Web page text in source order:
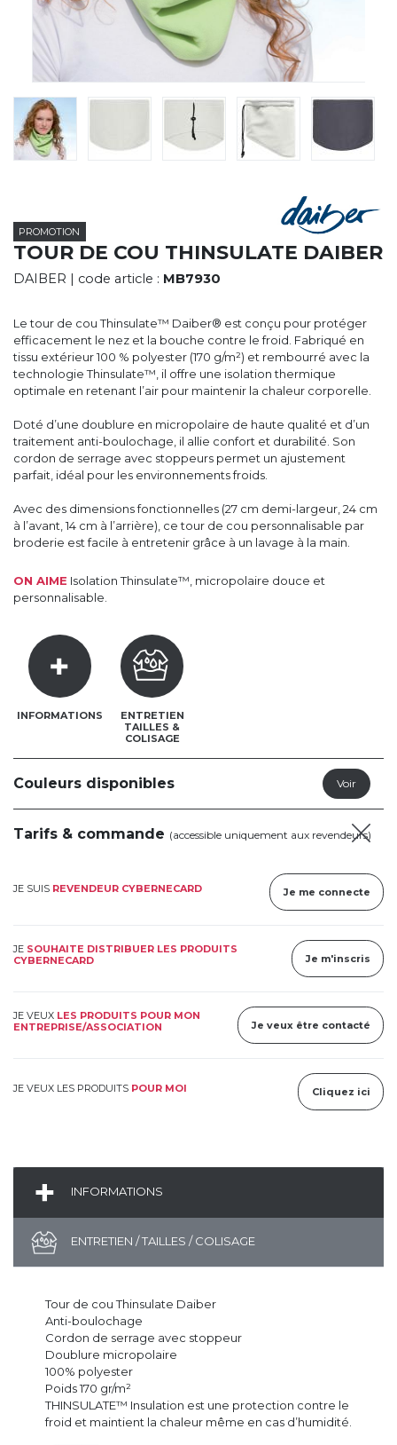
LA SOCIÉTÉ
SERVICES
ROADSHOWS, FORUM DES EXPERTS
MARQUES & CERTIFICATS
TECHNIQUES MARQUAGE
BLOG
PROMOTION
TOUR DE COU THINSULATE DAIBER
DAIBER | code article : MB7930
Le tour de cou Thinsulate™ Daiber® est conçu pour protéger
efficacement le nez et la bouche contre le froid. Fabriqué en
tissu extérieur 100 % polyester (170 g/m²) et rembourré avec la
technologie Thinsulate™, il offre une isolation thermique
optimale en retenant l’air pour maintenir la chaleur corporelle.
Doté d’une doublure en micropolaire de haute qualité et d’un
traitement anti-boulochage, il allie confort et durabilité. Son
cordon de serrage avec stoppeurs permet un ajustement
parfait, idéal pour les environnements froids.
Avec des dimensions fonctionnelles (27 cm demi-largeur, 24 cm
à l’avant, 14 cm à l’arrière), ce tour de cou personnalisable par
broderie est facile à entretenir grâce à un lavage à la main.
ON AIME Isolation Thinsulate™, micropolaire douce et
personnalisable.
INFORMATIONS
ENTRETIEN
TAILLES &
COLISAGE
Couleurs disponibles
Tarifs & commande (accessible uniquement aux revendeurs)
JE SUIS REVENDEUR CYBERNECARD Je me connecte
JE SOUHAITE DISTRIBUER LES PRODUITS
CYBERNECARD
Je m'inscris
JE VEUX LES PRODUITS POUR MON
ENTREPRISE/ASSOCIATION
Je veux être contacté
JE VEUX LES PRODUITS POUR MOI Cliquez ici
INFORMATIONS
ENTRETIEN / TAILLES / COLISAGE
Tour de cou Thinsulate Daiber
Anti-boulochage
Cordon de serrage avec stoppeur
Doublure micropolaire
100% polyester
Poids 170 gr/m²
THINSULATE™ Insulation est une protection contre le
froid et maintient la chaleur même en cas d’humidité.